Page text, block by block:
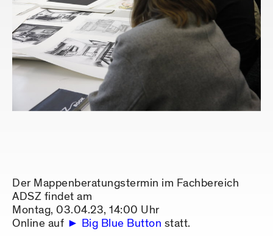
Der Mappenberatungstermin im Fachbereich
ADSZ findet am
Montag, 03.04.23, 14:00 Uhr
Online auf
Big Blue Button statt.